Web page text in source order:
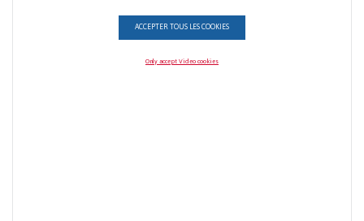
ACCEPTER TOUS LES COOKIES
Only accept Video cookies